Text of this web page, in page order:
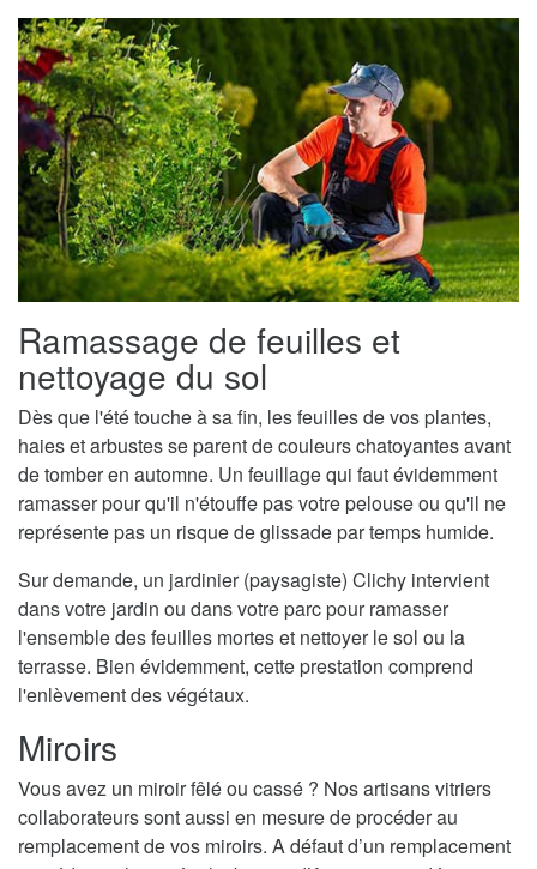
Ramassage de feuilles et
nettoyage du sol
Dès que l'été touche à sa fin, les feuilles de vos plantes,
haies et arbustes se parent de couleurs chatoyantes avant
de tomber en automne. Un feuillage qui faut évidemment
ramasser pour qu'il n'étouffe pas votre pelouse ou qu'il ne
représente pas un risque de glissade par temps humide.
Sur demande, un jardinier (paysagiste) Clichy intervient
dans votre jardin ou dans votre parc pour ramasser
l'ensemble des feuilles mortes et nettoyer le sol ou la
terrasse. Bien évidemment, cette prestation comprend
l'enlèvement des végétaux.
Miroirs
Vous avez un miroir fêlé ou cassé ? Nos artisans vitriers
collaborateurs sont aussi en mesure de procéder au
remplacement de vos miroirs. A défaut d’un remplacement